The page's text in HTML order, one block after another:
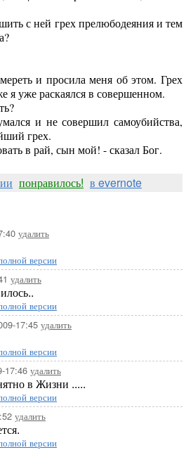
с ней грех прелюбодеяния и тем
и просила меня об этом. Грех
я уже раскаялся в совершенном.
и не совершил самоубийства,
грех.
в рай, сын мой! - сказал Бог.
понравилось! в evernote
удалить
версии
удалить
версии
17:45 удалить
версии
17:46 удалить
в Жизни .....
версии
удалить
версии